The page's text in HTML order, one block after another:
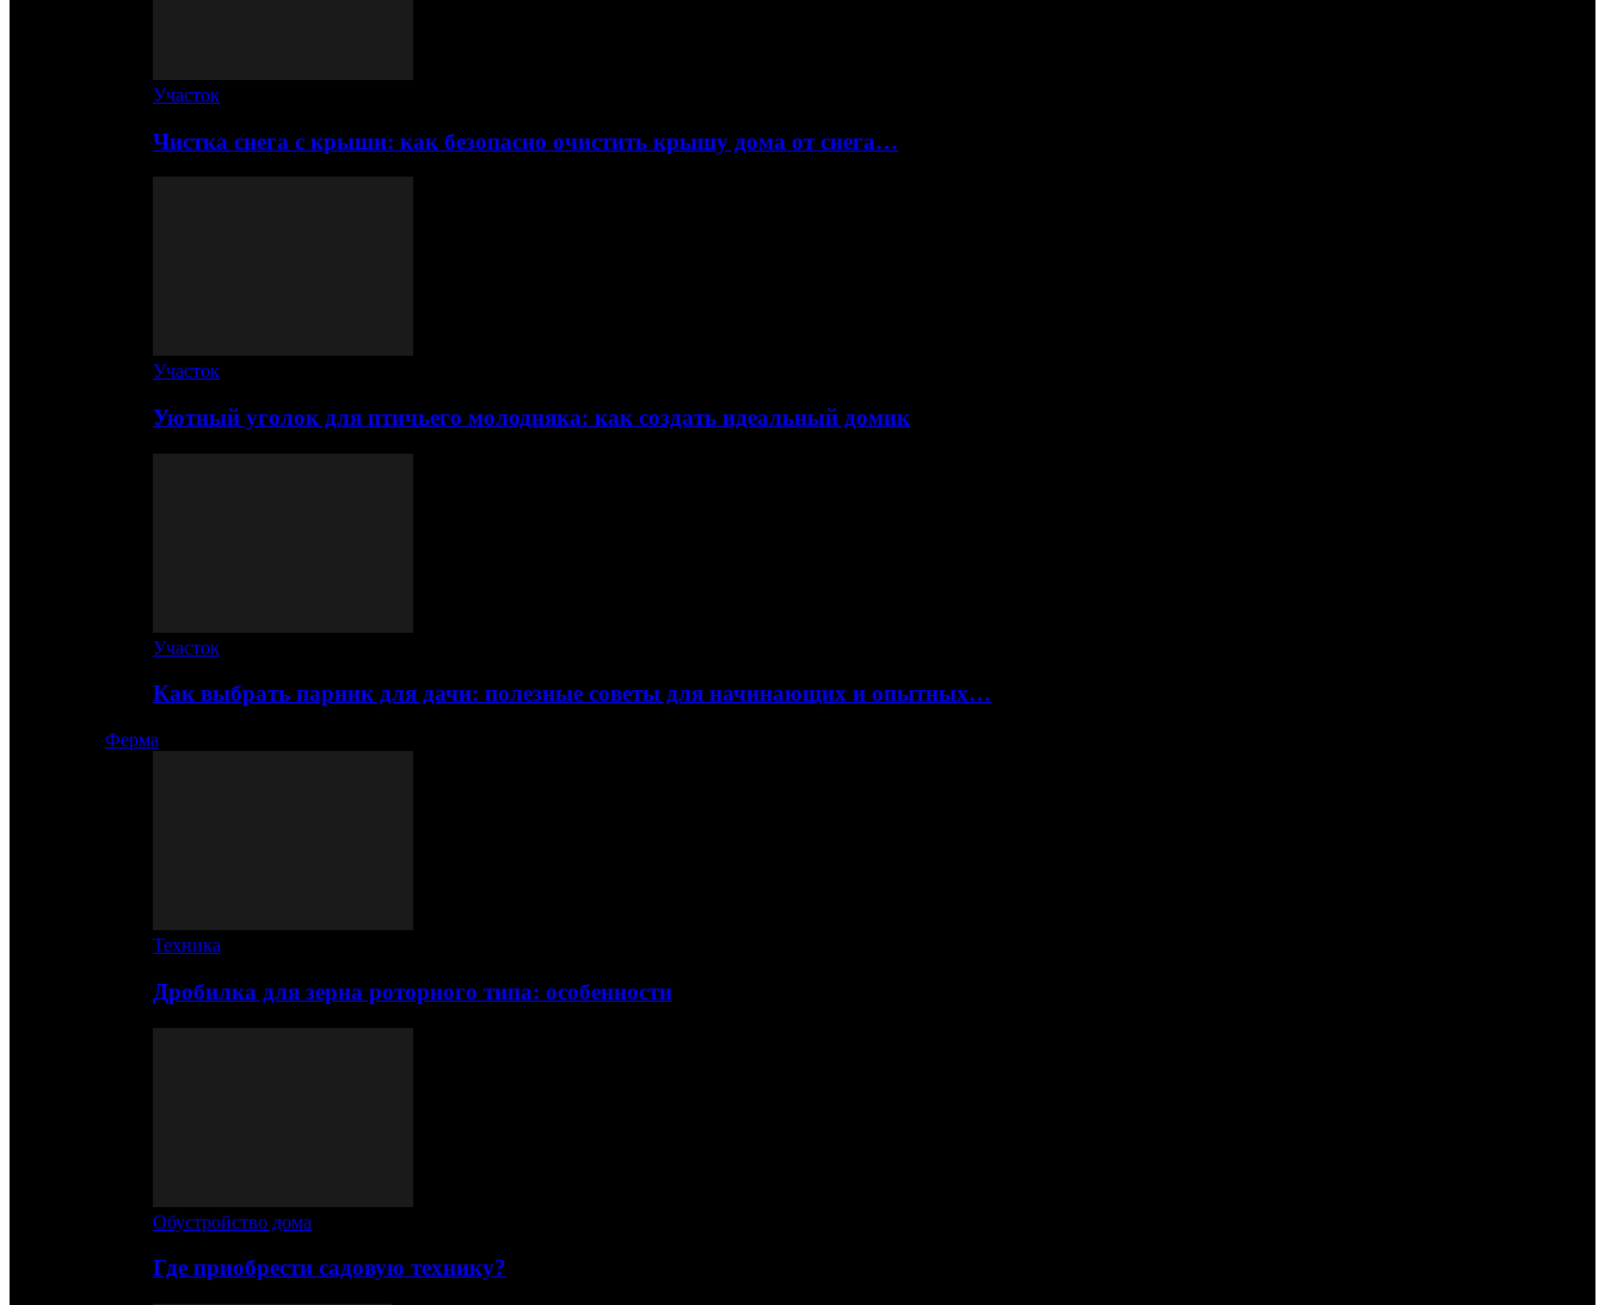
Участок
Чистка снега с крыши: как безопасно очистить крышу дома от снега…
Участок
Уютный уголок для птичьего молодняка: как создать идеальный домик
Участок
Как выбрать парник для дачи: полезные советы для начинающих и опытных…
Ферма
Техника
Дробилка для зерна роторного типа: особенности
Обустройство дома
Где приобрести садовую технику?